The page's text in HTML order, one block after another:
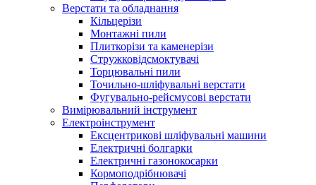
Верстати та обладнання
Кільцерізи
Монтажні пили
Плиткорізи та каменерізи
Стружковідсмоктувачі
Торцювальні пили
Точильно-шліфувальні верстати
Фугувально-рейсмусові верстати
Вимірювальний інструмент
Електроінструмент
Ексцентрикові шліфувальні машини
Електричні болгарки
Електричні газонокосарки
Кормоподрібнювачі